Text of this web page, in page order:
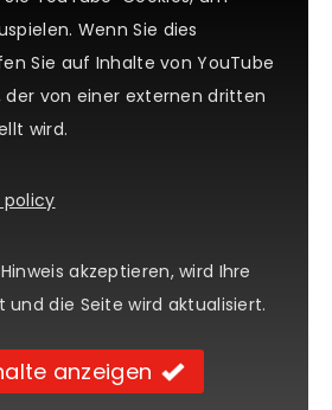
Wenn Sie dies
Sie auf Inhalte von YouTube
der von einer externen dritten
wird.
policy
akzeptieren, wird Ihre
und die Seite wird aktualisiert.
anzeigen